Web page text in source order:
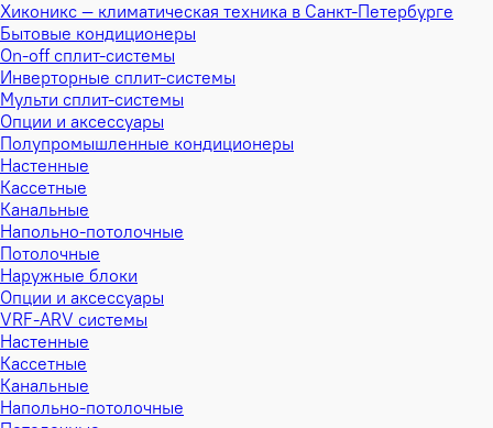
Хиконикс — климатическая техника в Санкт-Петербурге
Бытовые кондиционеры
On-off сплит-системы
Инверторные сплит-системы
Мульти сплит-системы
Опции и аксессуары
Полупромышленные кондиционеры
Настенные
Кассетные
Канальные
Напольно-потолочные
Потолочные
Наружные блоки
Опции и аксессуары
VRF-ARV системы
Настенные
Кассетные
Канальные
Напольно-потолочные